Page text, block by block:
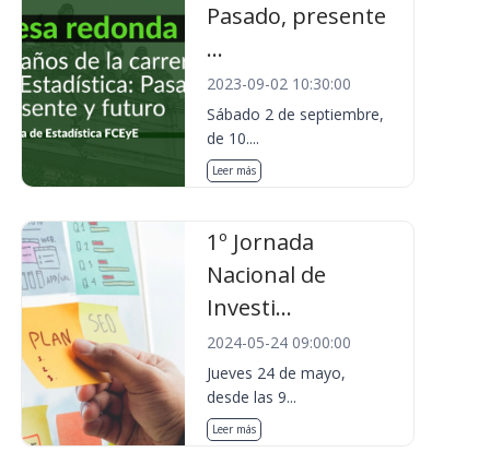
Pasado, presente
...
2023-09-02 10:30:00
Sábado 2 de septiembre,
de 10....
Leer más
1º Jornada
Nacional de
Investi...
2024-05-24 09:00:00
Jueves 24 de mayo,
desde las 9...
Leer más